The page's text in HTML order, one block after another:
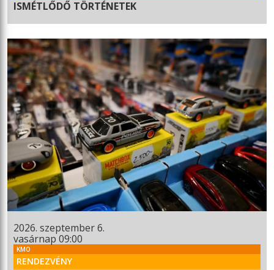
ISMÉTLŐDŐ TÖRTÉNETEK
2026. szeptember 6.
vasárnap 09:00
KMO
RENDEZVÉNY